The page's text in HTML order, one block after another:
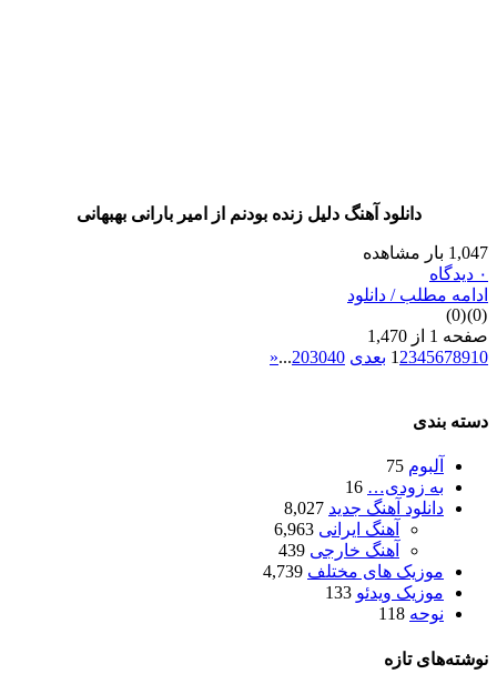
دانلود آهنگ دلیل زنده بودنم از امیر بارانی بهبهانی
بار مشاهده
مطلب / دانلود
0
)
(
0
)
1 از 1,470
123456789 بعدی 203040
...
«
بندی
آلبوم 75
به زودی… 16
دانلود آهنگ جدید 8,027
آهنگ ایرانی 6,963
آهنگ خارجی 439
موزیک های مختلف 4,739
موزیک ویدئو 133
نوحه 118
تازه